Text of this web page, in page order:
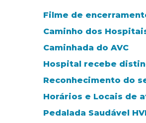
Filme de
Caminho dos
Caminhada do AVC
Hospital recebe
Reconhecimento do
Horários e Locais de
Pedalada Saudável